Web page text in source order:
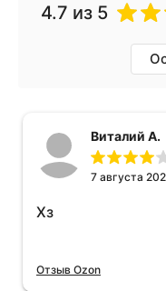
4.7 из 5
Виталий А.
7 августа
Хз
Отзыв Ozon